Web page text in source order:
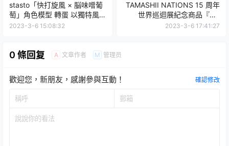
stasto「快打旋風 × 脳味噌葡
萄」角色模型 轉蛋 以獨特風格
重新詮釋的經典格鬥角色！
2023-3-6 15:08:32
TAMASHII NATIONS 15 周年
世界巡迴展紀念商品『HI-
METAL R VF-0S 菲尼克斯
2023-3-6 17:41:27
0 條回复 A 文章作者 M 管理员
歡迎您，新朋友，感謝參與互動！ 確認修改